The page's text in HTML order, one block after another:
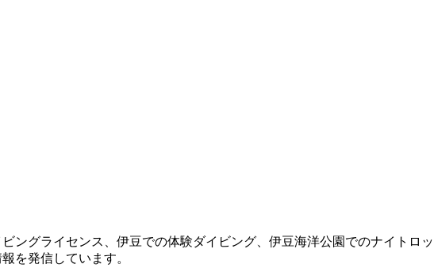
ングライセンス、伊豆での体験ダイビング、伊豆海洋公園でのナイトロッ
を発信しています。